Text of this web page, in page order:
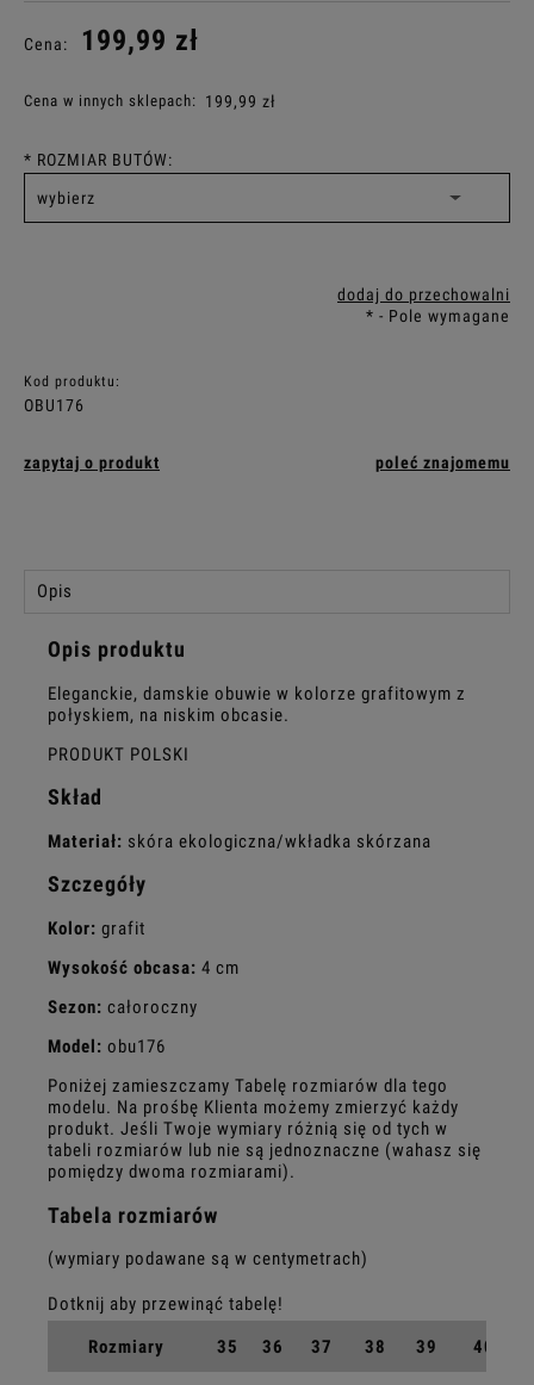
Cena: 199,99 zł
Cena w innych sklepach: 199,99 zł
* ROZMIAR BUTÓW:
dodaj do przechowalni
* - Pole wymagane
Kod produktu:
OBU176
zapytaj o produkt poleć znajomemu
Opis
Opis produktu
Eleganckie, damskie obuwie w kolorze grafitowym z
połyskiem, na niskim obcasie.
PRODUKT POLSKI
Skład
Materiał: skóra ekologiczna/wkładka skórzana
Szczegóły
Kolor: grafit
Wysokość obcasa: 4 cm
Sezon: całoroczny
Model: obu176
Poniżej zamieszczamy Tabelę rozmiarów dla tego
modelu. Na prośbę Klienta możemy zmierzyć każdy
produkt. Jeśli Twoje wymiary różnią się od tych w
tabeli rozmiarów lub nie są jednoznaczne (wahasz się
pomiędzy dwoma rozmiarami).
Tabela rozmiarów
(wymiary podawane są w centymetrach)
Rozmiary 35 36 37 38 39 40